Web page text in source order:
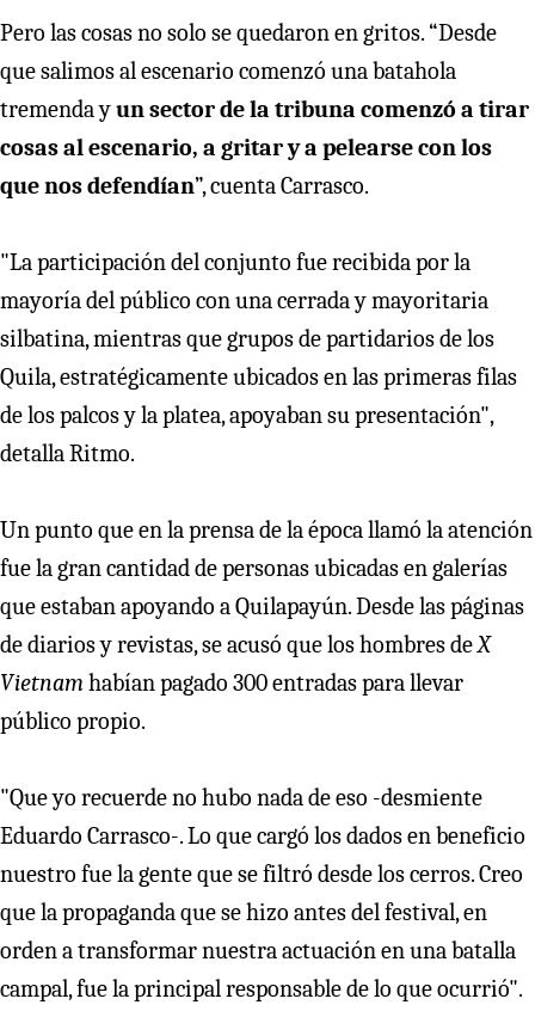
Pero las cosas no solo se quedaron en gritos. “Desde
que salimos al escenario comenzó una batahola
tremenda yun sector de la tribuna comenzó a tirar
cosas al escenario, a gritar y a pelearse con los
que nos defendían”, cuenta Carrasco.
"La participación del conjunto fue recibida por la
mayoría del público con una cerrada y mayoritaria
silbatina, mientras que grupos de partidarios de los
Quila, estratégicamente ubicados en las primeras filas
de los palcos y la platea, apoyaban su presentación",
detalla Ritmo.
Un punto que en la prensa de la época llamó la atención
fue la gran cantidad de personas ubicadas en galerías
que estaban apoyando a Quilapayún. Desde las páginas
de diarios y revistas, se acusó que los hombres deX
Vietnamhabían pagado 300 entradas para llevar
público propio.
"Que yo recuerde no hubo nada de eso -desmiente
Eduardo Carrasco-. Lo que cargó los dados en beneficio
nuestro fue la gente que se filtró desde los cerros. Creo
que la propaganda que se hizo antes del festival, en
orden a transformar nuestra actuación en una batalla
campal, fue la principal responsable de lo que ocurrió".